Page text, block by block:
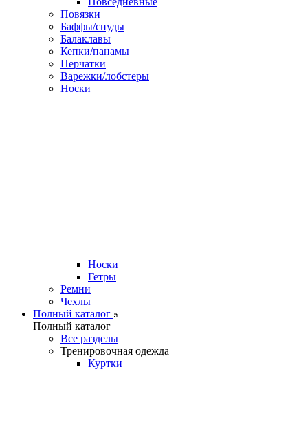
Повязки
Баффы/снуды
Балаклавы
Кепки/панамы
Перчатки
Варежки/лобстеры
Носки
Носки
Гетры
Ремни
Чехлы
Полный каталог
Полный каталог
Все разделы
Тренировочная одежда
Куртки